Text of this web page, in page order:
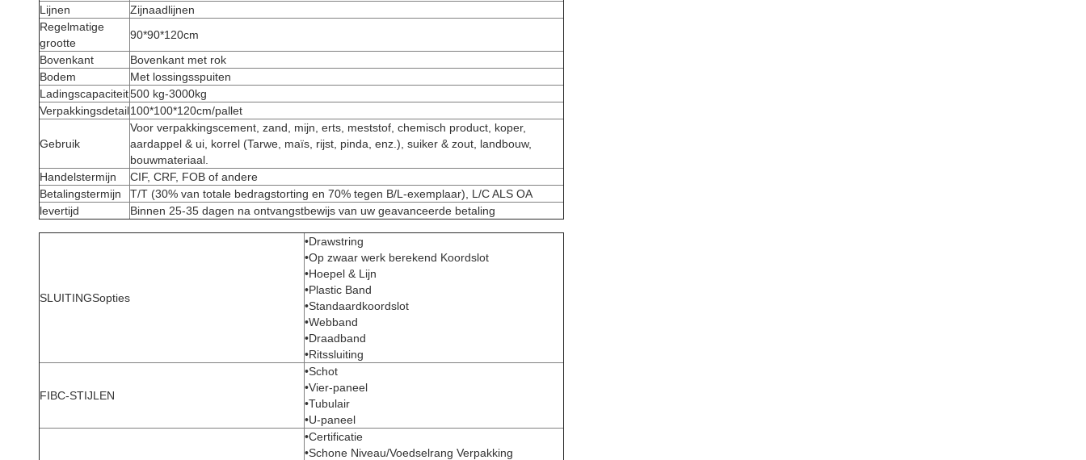
Lijnen
Zijnaadlijnen
Regelmatige
grootte
90*90*120cm
Bovenkant
Bovenkant met rok
Bodem
Met lossingsspuiten
Ladingscapaciteit500 kg-3000kg
Verpakkingsdetail100*100*120cm/pallet
Gebruik
Voor verpakkingscement, zand, mijn, erts, meststof, chemisch product, koper,
aardappel & ui, korrel (Tarwe, maïs, rijst, pinda, enz.), suiker & zout, landbouw,
bouwmateriaal.
Handelstermijn
CIF, CRF, FOB of andere
Betalingstermijn
T/T (30% van totale bedragstorting en 70% tegen B/L-exemplaar), L/C ALS OA
levertijd
Binnen 25-35 dagen na ontvangstbewijs van uw geavanceerde betaling
SLUITINGSopties
•Drawstring
•Op zwaar werk berekend Koordslot
•Hoepel & Lijn
•Plastic Band
•Standaardkoordslot
•Webband
•Draadband
•Ritssluiting
FIBC-STIJLEN
•Schot
•Vier-paneel
•Tubulair
•U-paneel
•Certificatie
•Schone Niveau/Voedselrang Verpakking